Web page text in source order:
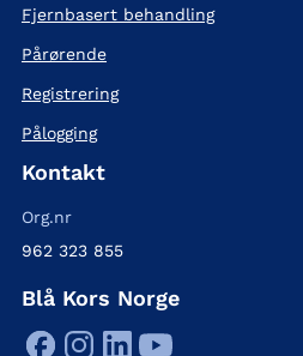
Fjernbasert behandling
Pårørende
Registrering
Pålogging
Kontakt
Org.nr
962 323 855
Blå Kors Norge